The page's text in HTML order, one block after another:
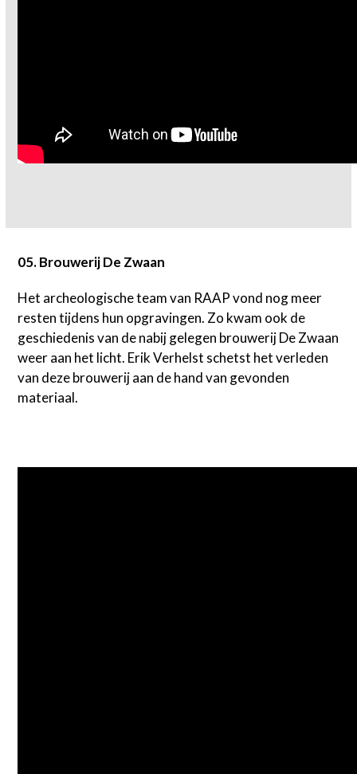
05. Brouwerij De Zwaan
Het archeologische team van RAAP vond nog meer
resten tijdens hun opgravingen. Zo kwam ook de
geschiedenis van de nabij gelegen brouwerij De Zwaan
weer aan het licht. Erik Verhelst schetst het verleden
van deze brouwerij aan de hand van gevonden
materiaal.